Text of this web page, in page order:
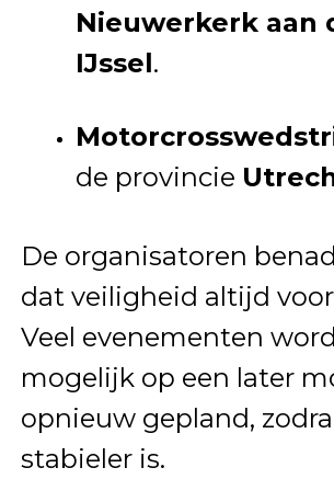
Nieuwerkerk aan
IJssel.
de provincie
De organisatoren
dat veiligheid altijd
Veel evenementen
mogelijk op een later
opnieuw gepland,
stabieler is.